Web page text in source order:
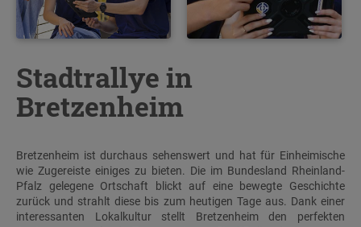
Stadtrallye in
Bretzenheim
Bretzenheim ist durchaus sehenswert und hat für Einheimische
wie Zugereiste einiges zu bieten. Die im Bundesland Rheinland-
Pfalz gelegene Ortschaft blickt auf eine bewegte Geschichte
zurück und strahlt diese bis zum heutigen Tage aus. Dank einer
interessanten Lokalkultur stellt Bretzenheim den perfekten